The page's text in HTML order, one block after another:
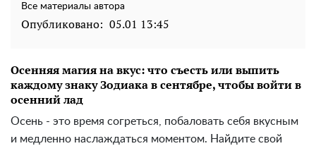
Все материалы автора
Опубликовано: 05.01 13:45
Осенняя магия на вкус: что съесть или выпить
каждому знаку Зодиака в сентябре, чтобы войти в
осенний лад
Осень - это время согреться, побаловать себя вкусным
и медленно наслаждаться моментом. Найдите свой